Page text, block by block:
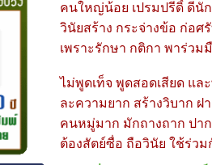
คนใหญ่น้อย เปรมปรีดิ์ ดีนั
วินัยสร้าง กระจ่างข้อ ก่อศ
เพราะรักษา กติกา พาร่วม
ไม่พูดเท็จ พูดสอดเสียด แล
ละความยาก สร้างวิบาก ฝ
คนหมู่มาก มักถางถาก ปา
ต้องสัตย์ซื่อ ถือวินัย ใช้ร่วม